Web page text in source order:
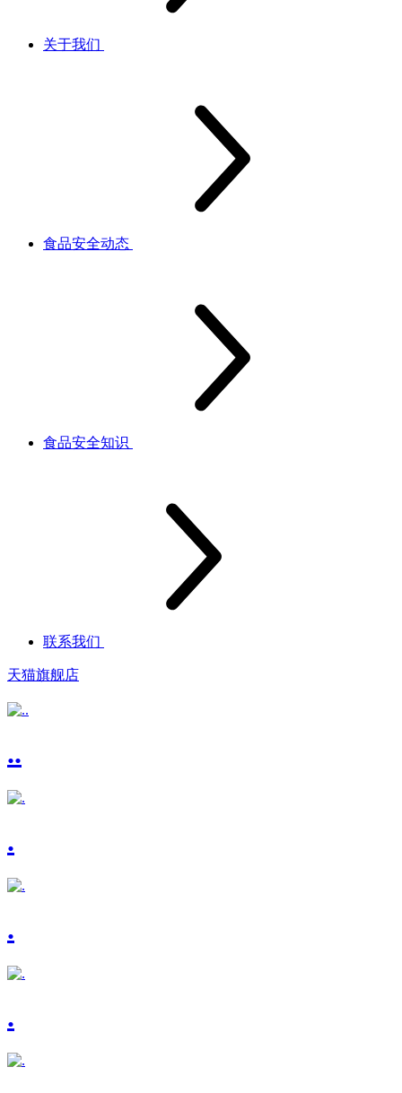
关于我们
食品安全动态
食品安全知识
联系我们
天猫旗舰店
..
.
.
.